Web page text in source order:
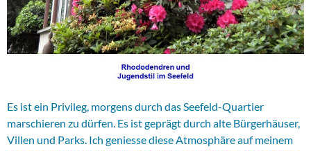
Es ist ein Privileg, morgens durch das Seefeld-Quartier
marschieren zu dürfen. Es ist geprägt durch alte Bürgerhäuser,
Villen und Parks. Ich geniesse diese Atmosphäre auf meinem